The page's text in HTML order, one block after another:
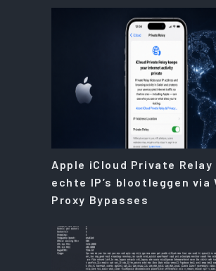
Apple iCloud Private Relay
echte IP’s blootleggen via
Proxy Bypasses